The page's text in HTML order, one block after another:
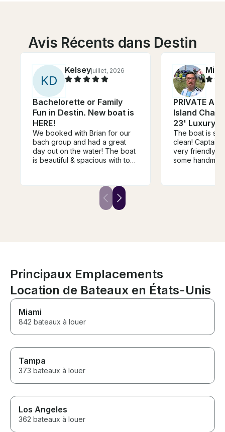
Avis Récents dans Destin
KD
Kelseyjuillet, 2026
Bachelorette or Family
Fun in Destin. New boat is
HERE!
We booked with Brian for our
bach group and had a great
day out on the water! The boat
is beautiful & spacious with top
easy going. We definitely had
the nicest boat at crab island &
for a 6 hour day we were
Minh
PRIVATE All
Island
23' Luxury
The boat is
clean! Captain
very friendly,
some
He also
Principaux Emplacements
Location de Bateaux en États-Unis
Miami
842 bateaux à louer
Tampa
373 bateaux à louer
Los Angeles
362 bateaux à louer